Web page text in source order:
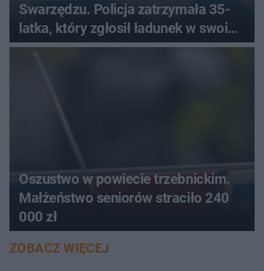
Swarzędzu. Policja zatrzymała 35-
latka, który zgłosił ładunek w swoim
aucie
Oszustwo w powiecie trzebnickim.
Małżeństwo seniorów straciło 240
000 zł
ZOBACZ WIĘCEJ